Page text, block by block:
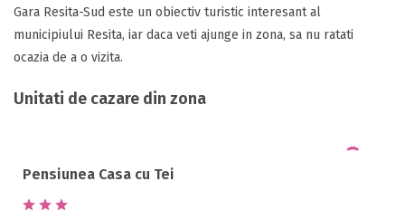
Gara Resita-Sud este un obiectiv turistic interesant al
municipiului Resita, iar daca veti ajunge in zona, sa nu ratati
ocazia de a o vizita.
Unitati de cazare din zona
Pensiunea Casa cu Tei